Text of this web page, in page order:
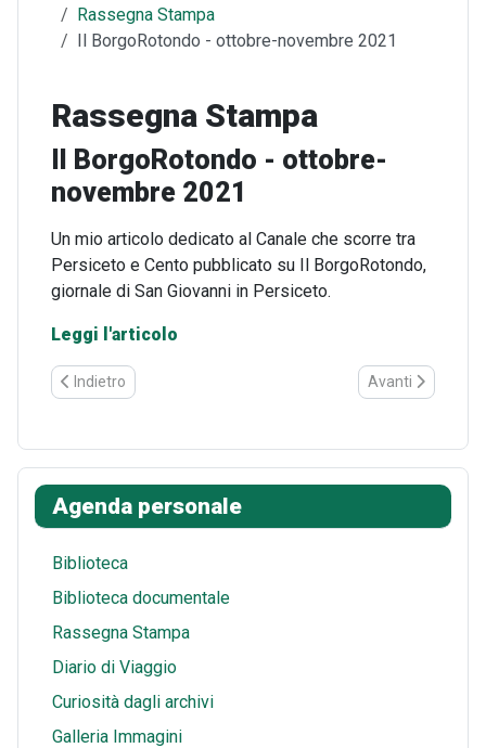
Rassegna Stampa
Il BorgoRotondo - ottobre-novembre 2021
Rassegna Stampa
Il BorgoRotondo - ottobre-
novembre 2021
Dettagli
Un mio articolo dedicato al Canale che scorre tra
Persiceto e Cento pubblicato su Il BorgoRotondo,
giornale di San Giovanni in Persiceto.
Leggi l'articolo
Articolo precedente: Facebook - diffusione articolo Casa
Indietro Articolo
Avanti
Agenda personale
Biblioteca
Biblioteca documentale
Rassegna Stampa
Diario di Viaggio
Curiosità dagli archivi
Galleria Immagini